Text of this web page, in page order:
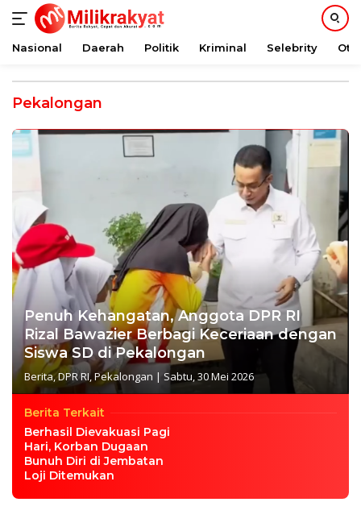
konten
Nasional Daerah Politik Kriminal Selebrity
Pekalongan
Penuh Kehangatan, Anggota DPR RI
Rizal Bawazier Berbagi Keceriaan dengan
Siswa SD di Pekalongan
Berita,DPR RI, Pekalongan | Sabtu, 30 Mei 2026
Berita Terkait
Berhasil Dievakuasi Pagi
Hari, Korban Dugaan
Bunuh Diri di Jembatan
Loji Ditemukan